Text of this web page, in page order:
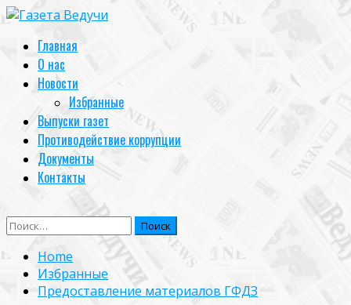
Skip
content
Primary
Menu
Главная
О нас
Новости
Избранные
Выпуски газет
Противодействие коррупции
Документы
Контакты
Найти:
Home
Избранные
Предоставление материалов ГФДЗ